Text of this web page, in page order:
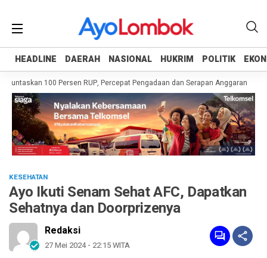
HEADLINE DAERAH NASIONAL HUKRIM POLITIK
HEADLINE DAERAH NASIONAL HUKRIM POLITIK
100 Persen RUP, Percepat Pengadaan dan Serapan Anggaran
KESEHATAN
Ayo Ikuti Senam Sehat AFC, Dapatkan
Sehatnya dan Doorprizenya
Redaksi
27 Mei 2024 - 22:15 WITA